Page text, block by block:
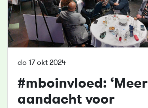
do 17 okt 2024
#mboinvloed: ‘Meer
aandacht voor